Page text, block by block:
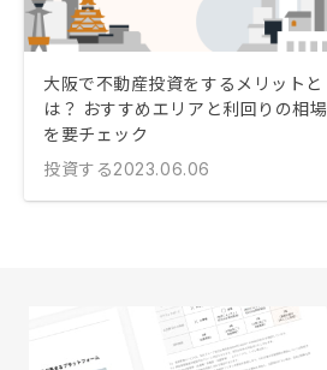
大阪で不動産投資をするメリットと
は？ おすすめエリアと利回りの相場
を要チェック
投資する2023.06.06